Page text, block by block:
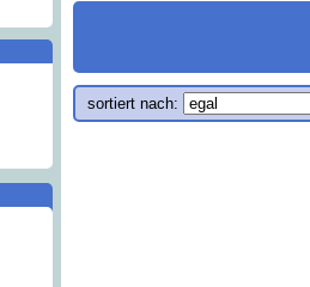
sortiert nach: